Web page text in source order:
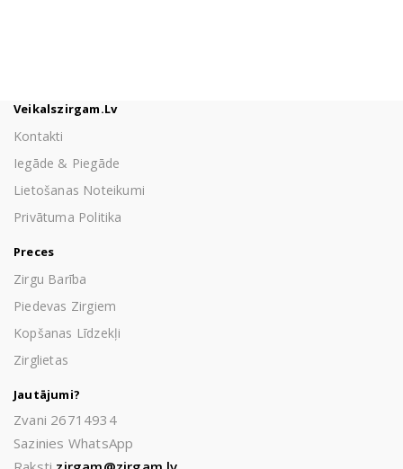
Veikalszirgam.lv
Kontakti
Iegāde & Piegāde
Lietošanas Noteikumi
Privātuma Politika
Preces
Zirgu Barība
Piedevas Zirgiem
Kopšanas Līdzekļi
Zirglietas
Jautājumi?
Zvani 26714934
Sazinies WhatsApp